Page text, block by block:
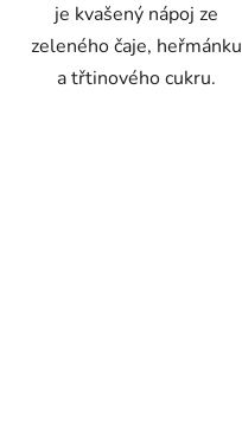
je kvašený nápoj ze
zeleného čaje, heřmánku
a třtinového cukru.